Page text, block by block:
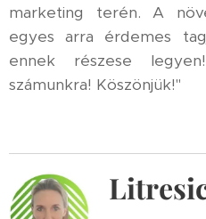
marketing terén. A
egyes arra érdemes
ennek részese
számunkra! Köszönjük!"